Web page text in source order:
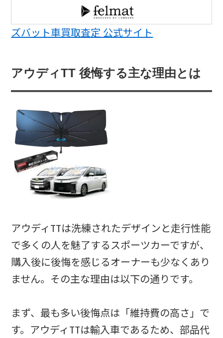
ズバット車買取査定 公式サイト
アウディTT 後悔する主な理由とは
アウディTTは洗練されたデザインと走行性能
で多くの人を魅了するスポーツカーですが、
購入後に後悔を感じるオーナーも少なくあり
ません。その主な理由は以下の通りです。
まず、最も多い後悔点は「維持費の高さ」で
す。アウディTTは輸入車であるため、部品代